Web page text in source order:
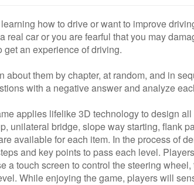
how to drive or want to improve
real car or you are fearful that you may
an experience of driving.
about them by chapter, at random, and in
with a negative answer and analyze
applies lifelike 3D technology to design
unilateral bridge, slope way starting, flank
available for each item. In the process of
and key points to pass each level.
a touch screen to control the steering
While enjoying the game, players will